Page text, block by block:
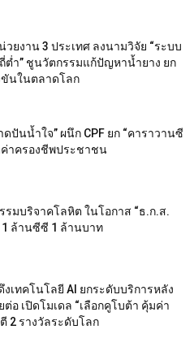
วยงาน 3 ประเทศ ลงนามวิจัย “ระบบ
ต่ำ” ชูนวัตกรรมแก้ปัญหาน้ำยาง ยก
นในตลาดโลก
ปันน้ำใจ” ผนึก CPF ยก “คาราวานซี
ค่าครองชีพประชาชน
รมบริจาคโลหิต ในโอกาส “ธ.ก.ส.
1 ล้านซีซี 1 ล้านบาท
เทคโนโลยี AI ยกระดับบริการหลัง
ต่อ เปิดโมเดล “เลือกคูโบต้า คุ้มค่า
2 รางวัลระดับโลก